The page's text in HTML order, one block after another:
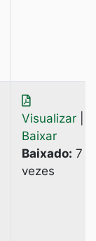
Visualizar
Baixar
Baixado: 7
vezes